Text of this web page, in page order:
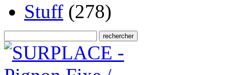
Stuff (278)